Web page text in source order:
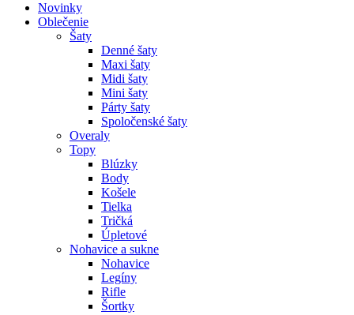
Novinky
Oblečenie
Šaty
Denné šaty
Maxi šaty
Midi šaty
Mini šaty
Párty šaty
Spoločenské šaty
Overaly
Topy
Blúzky
Body
Košele
Tielka
Tričká
Úpletové
Nohavice a sukne
Nohavice
Legíny
Rifle
Šortky